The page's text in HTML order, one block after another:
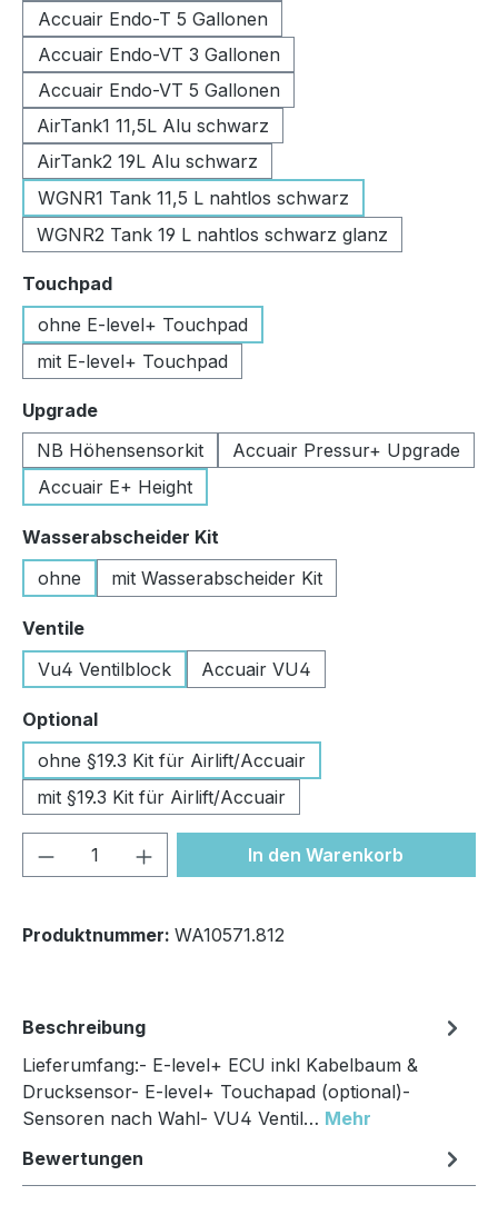
Accuair Endo-T 5 Gallonen
Accuair Endo-VT 3 Gallonen
Accuair Endo-VT 5 Gallonen
AirTank1 11,5L Alu schwarz
AirTank2 19L Alu schwarz
WGNR1 Tank 11,5 L nahtlos schwarz
WGNR2 Tank 19 L nahtlos schwarz glanz
Touchpadauswählen
ohne E-level+ Touchpad
mit E-level+ Touchpad
Upgradeauswählen
NB Höhensensorkit
Accuair Pressur+ Upgrade
Accuair E+ Height
Wasserabscheider Kit
ohne
mit Wasserabscheider Kit
Ventileauswählen
Vu4 Ventilblock
Accuair VU4
Optionalauswählen
ohne §19.3 Kit für Airlift/Accuair
mit §19.3 Kit für Airlift/Accuair
Produkt Anzahl: Gib denIn den Warenkorb
Produktnummer: WA10571.812
Beschreibung
Lieferumfang:- E-level+ ECU inkl Kabelbaum &
Drucksensor- E-level+ Touchapad (optional)-
Sensoren nach Wahl- VU4 Ventil… Mehr
Bewertungen